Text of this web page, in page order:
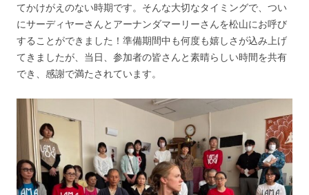
てかけがえのない時期です。そんな大切なタイミングで、つい
にサーディヤーさんとアーナンダマーリーさんを松山にお呼び
することができました！準備期間中も何度も嬉しさが込み上げ
てきましたが、当日、参加者の皆さんと素晴らしい時間を共有
でき、感謝で満たされています。